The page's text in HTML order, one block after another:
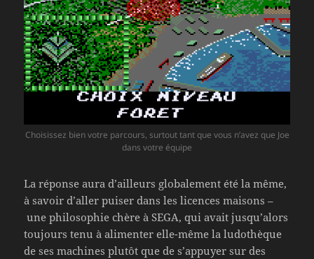
Choisissez bien votre parcours, surtout tant que vous n’avez que Joe
dans votre équipe
La réponse aura d’ailleurs globalement été la même,
à savoir d’aller puiser dans les licences maisons –
une philosophie chère à SEGA, qui avait jusqu’alors
toujours tenu à alimenter elle-même la ludothèque
de ses machines plutôt que de s’appuyer sur des